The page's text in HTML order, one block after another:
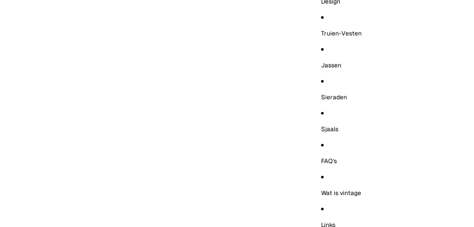
Truien-Vesten
Jassen
Sieraden
Sjaals
FAQ's
Wat is vintage
Links